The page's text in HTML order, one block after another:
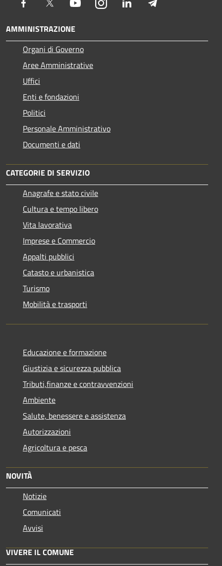
Facebook Twitter YoutubeInstagram LinkedIn
AMMINISTRAZIONE
Organi di Governo
Aree Amministrative
Uffici
Enti e fondazioni
Politici
Personale Amministrativo
Documenti e dati
CATEGORIE DI SERVIZIO
Anagrafe e stato civile
Cultura e tempo libero
Vita lavorativa
Imprese e Commercio
Appalti pubblici
Catasto e urbanistica
Turismo
Mobilità e trasporti
Educazione e formazione
Giustizia e sicurezza pubblica
Tributi,finanze e contravvenzioni
Ambiente
Salute, benessere e assistenza
Autorizzazioni
Agricoltura e pesca
NOVITÀ
Notizie
Comunicati
Avvisi
VIVERE IL COMUNE